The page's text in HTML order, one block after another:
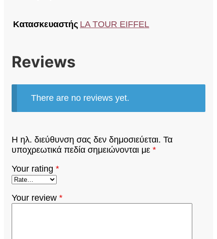
Κατασκευαστής LA TOUR EIFFEL
Reviews
There are no reviews yet.
Η ηλ. διεύθυνση σας δεν δημοσιεύεται. Τα
υποχρεωτικά πεδία σημειώνονται με *
Your rating *
Your review *